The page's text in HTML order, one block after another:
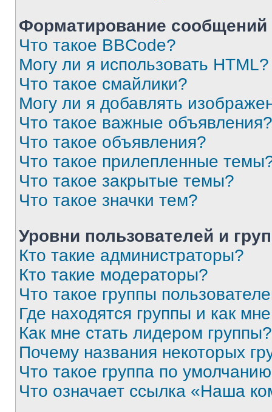
Форматирование
Что такое BBCode?
Могу ли я использовать HTML?
Что такое смайлики?
Могу ли я добавлять
Что такое важные объявления?
Что такое объявления?
Что такое прилепленные
Что такое закрытые темы?
Что такое значки тем?
Уровни пользователей и
Кто такие администраторы?
Кто такие модераторы?
Что такое группы
Где находятся группы и как
Как мне стать лидером группы?
Почему названия некоторых
Что такое группа по
Что означает ссылка «Наша